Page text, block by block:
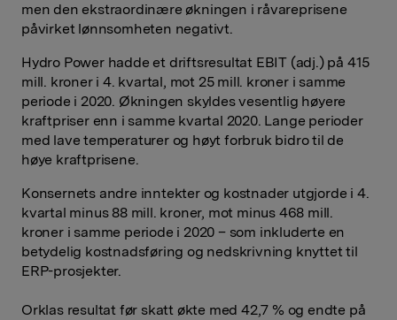
men den ekstraordinære økningen i råvareprisene
påvirket lønnsomheten negativt.
Hydro Power hadde et driftsresultat EBIT (adj.) på 415
mill. kroner i 4. kvartal, mot 25 mill. kroner i samme
periode i 2020. Økningen skyldes vesentlig høyere
kraftpriser enn i samme kvartal 2020. Lange perioder
med lave temperaturer og høyt forbruk bidro til de
høye kraftprisene.
Konsernets andre inntekter og kostnader utgjorde i 4.
kvartal minus 88 mill. kroner, mot minus 468 mill.
kroner i samme periode i 2020 – som inkluderte en
betydelig kostnadsføring og nedskrivning knyttet til
ERP-prosjekter.
Orklas resultat før skatt økte med 42,7 % og endte på